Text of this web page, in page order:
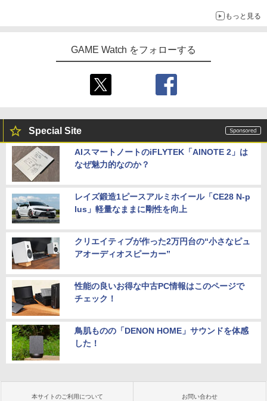
【Amazon.co.jp限定】劇場版モノノ怪
第三章 蛇神 (オリジナル特典:オリジナル
しイラストボード付) [DVD]
￥8,800
SanDisk サンディスク microSD Expres
s Card 256GB for Nintendo Switch 2
BEE-A-SD01A Switch2 microSDカード
microSD Express Nintendo任天堂ライ
185
￥9,800
もっと見る
GAME Watch をフォローする
Special Site
AIスマートノートのiFLYTEK「AINOTE 2」は
なぜ魅力的なのか？
レイズ鍛造1ピースアルミホイール「CE28 N-p
lus」軽量なままに剛性を向上
クリエイティブが作った2万円台の“小さなピュ
アオーディオスピーカー”
性能の良いお得な中古PC情報はこのページで
チェック！
鳥肌ものの「DENON HOME」サウンドを体感
した！
本サイトのご利用について お問い合わせ